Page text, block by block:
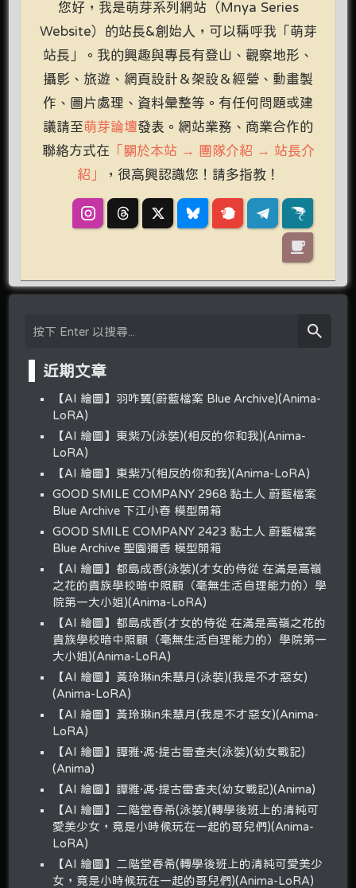
您好，我是萌芽系列網站（Mnya Series
Website）的站長&創始人，可以稱呼我「萌芽
站長」。我的興趣與專長有登山、觀察地形、
攝影、旅遊、網頁設計＆架設＆經營、動畫製
作、圖片處理、資料彙整等。有任何問題或建
議請至萌芽論壇發表。網站業務、商業合作的
聯絡方式在 「關於本站 → 團隊介紹 → 站長介
紹」
，很高興認識您！請多指教！
近期文章
【AI 繪圖】羽咋翼(蔚藍檔案 Blue Archive)(Anima-
LoRA)
【AI 繪圖】東紫乃(泳裝)(相反的你和我)(Anima-
LoRA)
【AI 繪圖】東紫乃(相反的你和我)(Anima-LoRA)
GOOD SMILE COMPANY 2968 黏土人 蔚藍檔案
Blue Archive 下江小春 模型開箱
GOOD SMILE COMPANY 2423 黏土人 蔚藍檔案
Blue Archive 聖園彌香 模型開箱
【AI 繪圖】都島成香(泳裝)(才女的侍從 在滿是高嶺
之花的貴族學校暗中照顧（毫無生活自理能力的）學
院第一大小姐)(Anima-LoRA)
【AI 繪圖】都島成香(才女的侍從 在滿是高嶺之花的
貴族學校暗中照顧（毫無生活自理能力的）學院第一
大小姐)(Anima-LoRA)
【AI 繪圖】黃玲琳in朱慧月(泳裝)(我是不才惡女)
(Anima-LoRA)
【AI 繪圖】黃玲琳in朱慧月(我是不才惡女)(Anima-
LoRA)
【AI 繪圖】譚雅·馮·提古雷查夫(泳裝)(幼女戰記)
(Anima)
【AI 繪圖】譚雅·馮·提古雷查夫(幼女戰記)(Anima)
【AI 繪圖】二階堂春希(泳裝)(轉學後班上的清純可
愛美少女，竟是小時候玩在一起的哥兒們)(Anima-
LoRA)
【AI 繪圖】二階堂春希(轉學後班上的清純可愛美少
女，竟是小時候玩在一起的哥兒們)(Anima-LoRA)